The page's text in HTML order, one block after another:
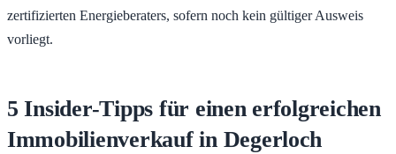
zertifizierten Energieberaters, sofern noch kein gültiger Ausweis
vorliegt.
5 Insider-Tipps für einen erfolgreichen
Immobilienverkauf in Degerloch